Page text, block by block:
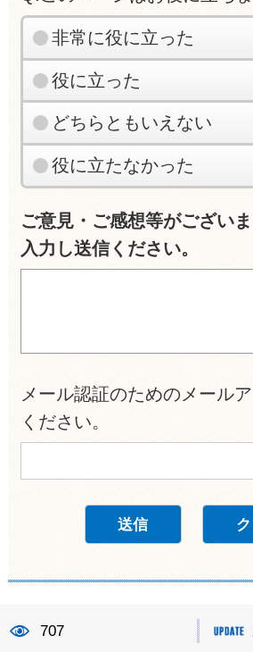
非常に役に立った
役に立った
どちらともいえない
役に立たなかった
ご意見・ご感想等がござい
入力し送信ください。
メール認証のためのメール
ください。
707